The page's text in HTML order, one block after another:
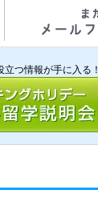
立つ情報が手に入る！